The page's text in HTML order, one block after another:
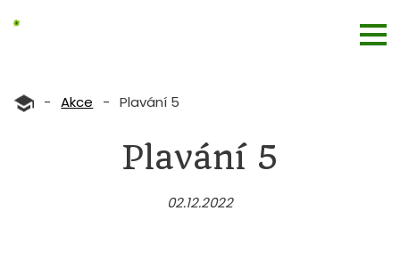
- Akce - Plavání 5
Plavání 5
02.12.2022